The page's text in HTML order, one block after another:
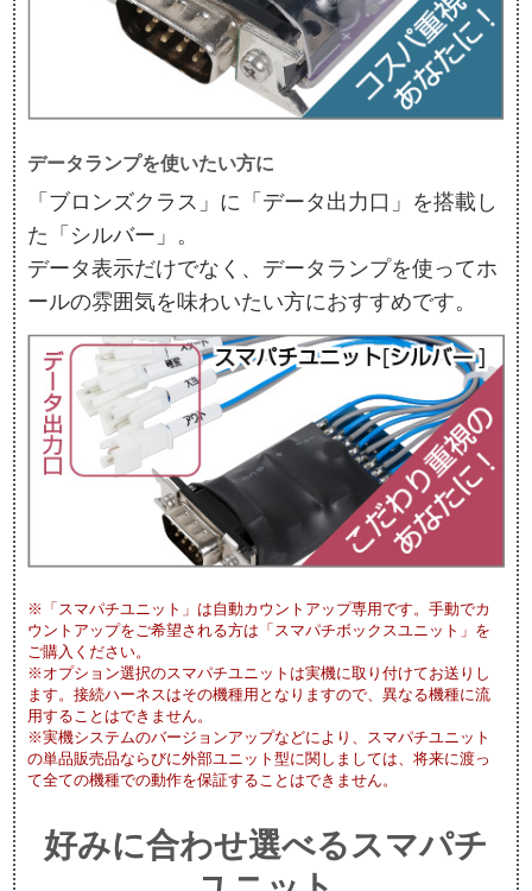
データランプを使いたい方に
「ブロンズクラス」に「データ出力口」を搭載し
た「シルバー」。
データ表示だけでなく、データランプを使ってホ
ールの雰囲気を味わいたい方におすすめです。
※「スマパチユニット」は自動カウントアップ専用です。手動でカ
ウントアップをご希望される方は「スマパチボックスユニット」を
ご購入ください。
※オプション選択のスマパチユニットは実機に取り付けてお送りし
ます。接続ハーネスはその機種用となりますので、異なる機種に流
用することはできません。
※実機システムのバージョンアップなどにより、スマパチユニット
の単品販売品ならびに外部ユニット型に関しましては、将来に渡っ
て全ての機種での動作を保証することはできません。
好みに合わせ選べるスマパチ